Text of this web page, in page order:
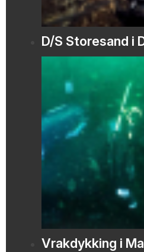
D/S Storesand i
Vrakdykking i